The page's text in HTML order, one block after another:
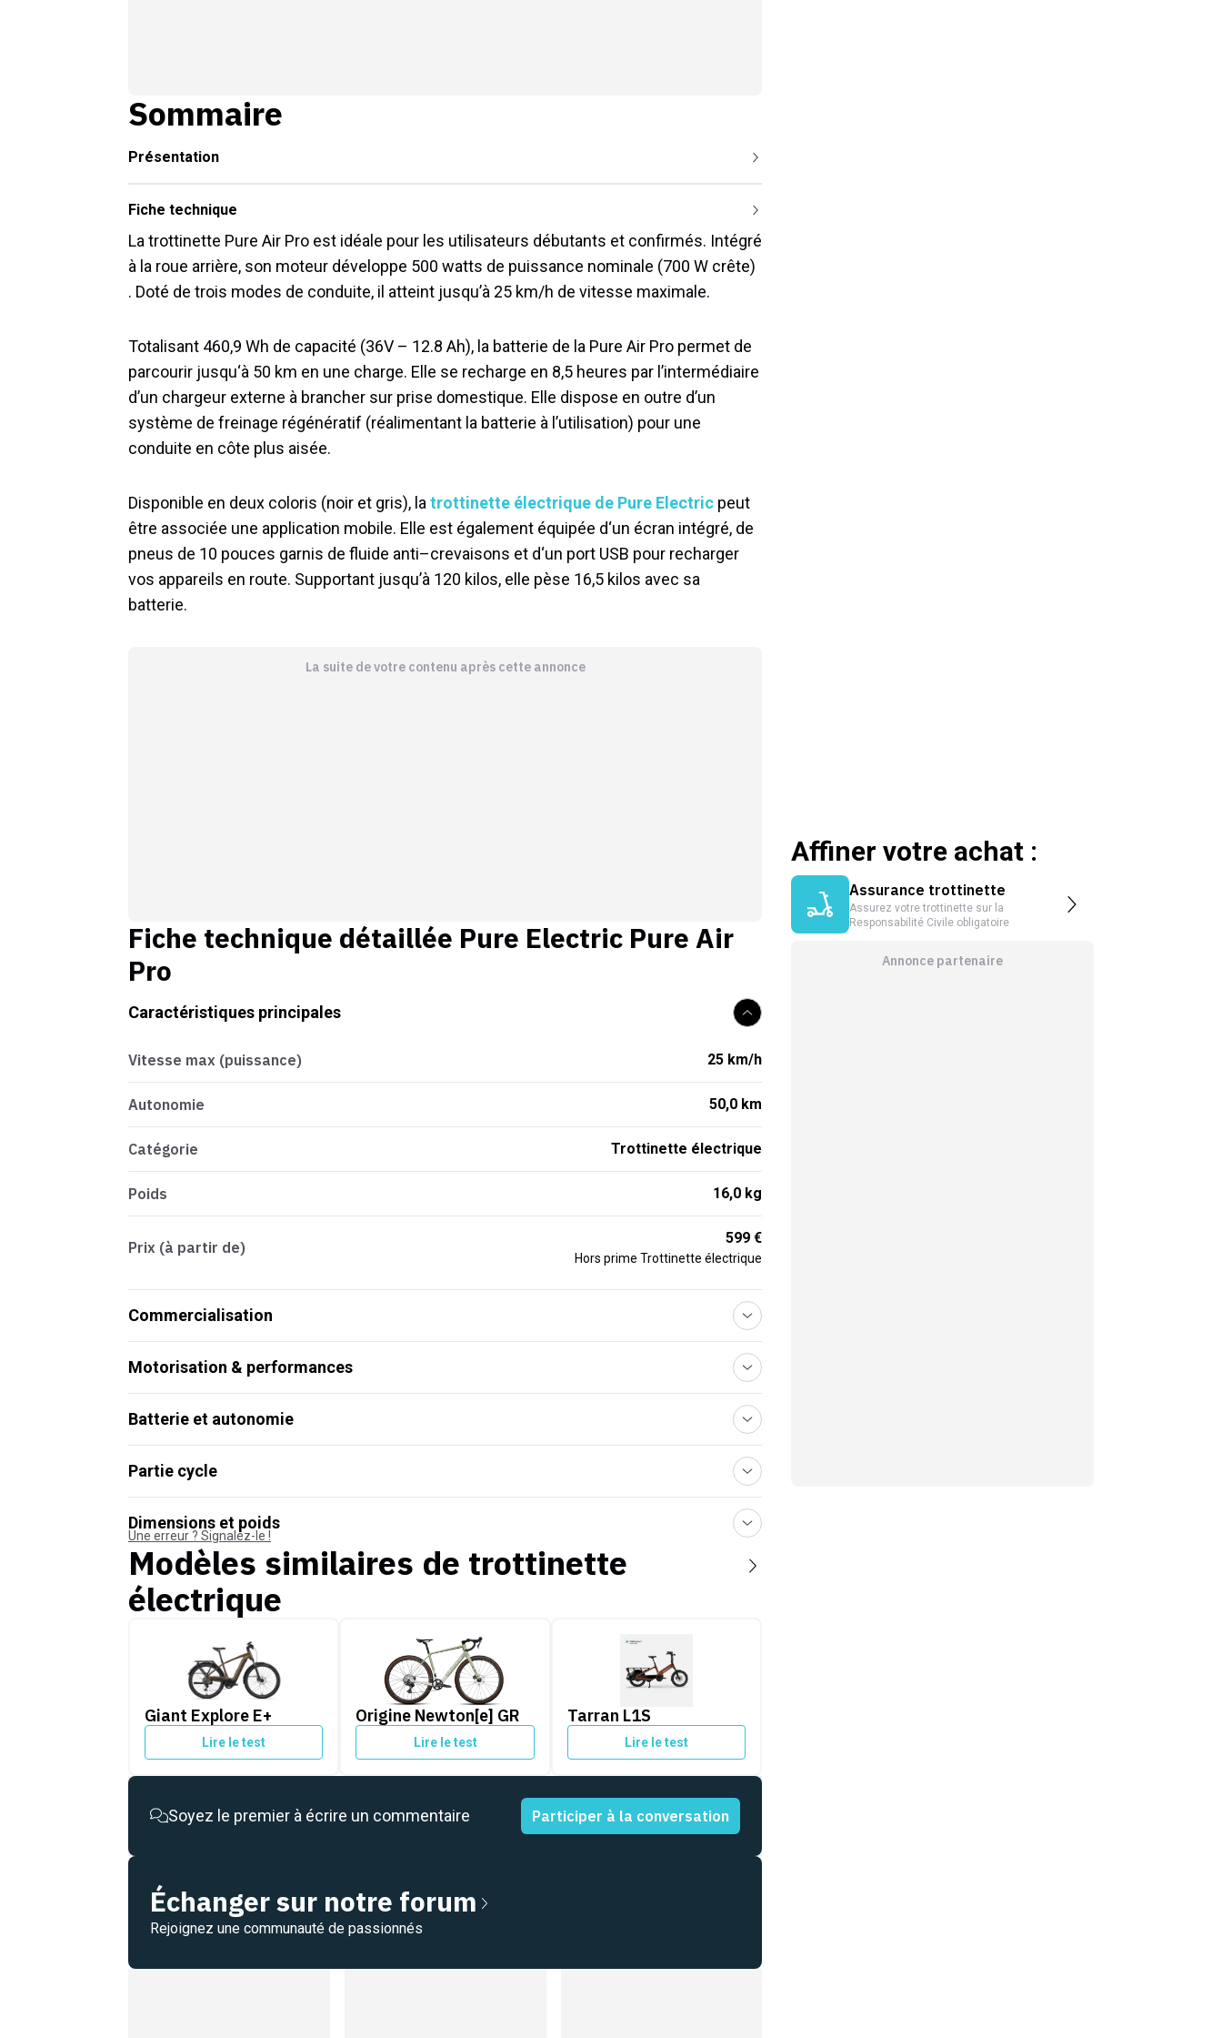
Sommaire
Présentation
Fiche technique
La trottinette Pure Air Pro est idéale pour les util isateurs débutants et confirmés. Intégré
à la roue arrière, son moteur développe 500 watts de puissance nominale (700 W crête)
. Doté de trois modes de conduite, il atteint jusqu’à 25 km/h de vitesse maximale.
Totalisant 460,9 Wh de capacité (36V – 12.8 Ah), la batterie de la Pure Air Pro permet de
parcourir jusqu‘à 50 km en une charge. Elle se recharge en 8,5 heures par l’intermédiaire
d’un chargeur externe à brancher sur prise domestique. Elle dispose en outre d’un
système de freinage régénératif (réalimentant la batterie à l’utilisation) pour une
conduite en côte plus aisée.
Disponible en deux coloris (noir et gris), la trottinette électrique de Pure Electric peut
être associée une application mobile. El le est égal ement équipée d‘un écran intégré, de
pneus de 10 pouces garnis de fluide anti–crevaisons et d‘un port USB pour recharger
vos appareils en route. Supportant jusqu’à 120 kilos, elle pèse 16,5 kilos avec sa
batterie.
La suite de votre contenu après cette annonce
Fiche technique détaillée Pure Electric Pure Air
Pro
Caractéristiques principales
Vitesse max (puissance) 25 km/h
Autonomie 50,0 km
Catégorie Trottinette électrique
Poids 16,0 kg
Prix (à partir de)
599 €
Hors prime Trottinette électrique
Commercialisation
Motorisation & performances
Batterie et autonomie
Partie cycle
Dimensions et poids
Une erreur ? Signalez-le !
Modèles similaires de trottinette
électrique
Giant Explore E+
Giant Explore E+
Lire le test
Origine Newton[e] GR
Origine Newton[e] GR
Lire le test
Tarran L1S
Tarran L1S
Lire le test
Soyez le premier à écrire un commentaire Participer à la conversation
Échanger sur notre forum
Rejoignez une communauté de passionnés
Affiner votre achat :
Assurance trottinette
Assurez votre trottinette sur la
Responsabilité Civile obligatoire
Annonce partenaire